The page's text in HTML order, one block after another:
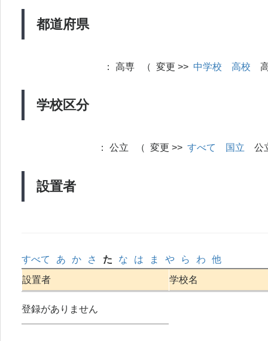
都道府県
学校区分
： 高専 （ 変更 >> 中学校 高校
設置者
： 公立 （ 変更 >> すべて 国立
すべて あ か さ た な は ま や ら わ
他
設置者
学校名
登録がありません